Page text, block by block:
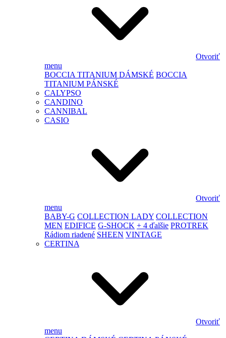
Otvoriť
menu
BOCCIA TITANIUM DÁMSKÉ BOCCIA
TITANIUM PÁNSKÉ
CALYPSO
CANDINO
CANNIBAL
CASIO
Otvoriť
menu
BABY-G COLLECTION LADY COLLECTION
MEN EDIFICE G-SHOCK + 4 ďalšie PROTREK
Rádiom riadené SHEEN VINTAGE
CERTINA
Otvoriť
menu